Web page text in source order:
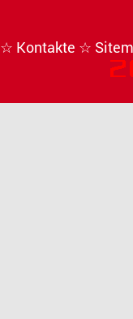
☆ Kontakte ☆